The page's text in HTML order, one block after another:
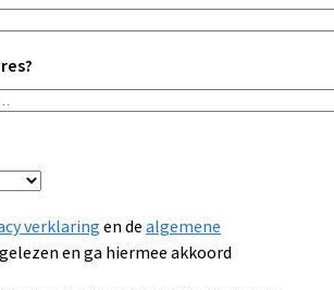
verklaringen dealgemene
gelezen en ga hiermee akkoord